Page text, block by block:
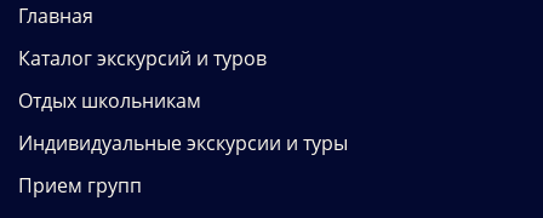
Главная
Каталог экскурсий и туров
Отдых школьникам
Индивидуальные экскурсии и туры
Прием групп